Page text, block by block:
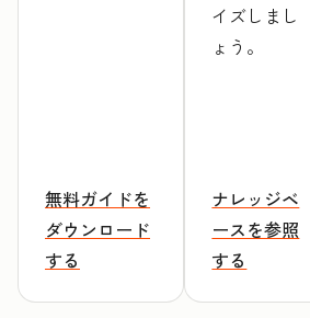
無料ガイドを
ダウンロード
する
イズしまし
ょう。
ナレッジベ
ースを参照
する